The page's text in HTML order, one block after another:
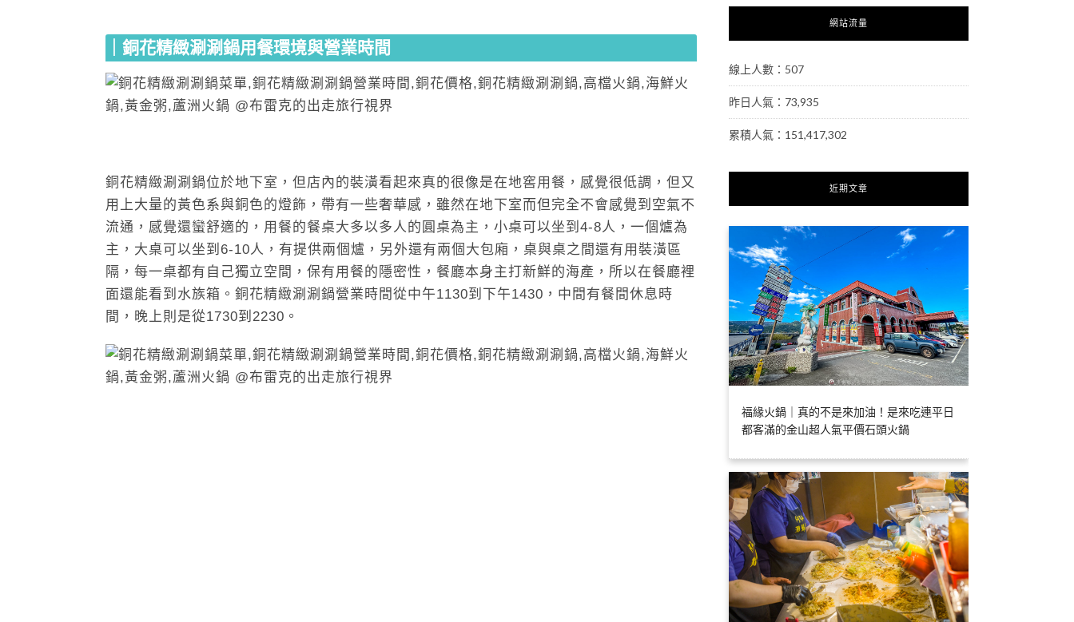
｜銅花精緻涮涮鍋用餐環境與營業時間
銅花精緻涮涮鍋位於地下室，但店內的裝潢看起來真的很像是在地窖用餐，感覺很低調，但又
用上大量的黃色系與銅色的燈飾，帶有一些奢華感，雖然在地下室而但完全不會感覺到空氣不
流通，感覺還蠻舒適的，用餐的餐桌大多以多人的圓桌為主，小桌可以坐到4-8人，一個爐為
主，大桌可以坐到6-10人，有提供兩個爐，另外還有兩個大包廂，桌與桌之間還有用裝潢區
隔，每一桌都有自己獨立空間，保有用餐的隱密性，餐廳本身主打新鮮的海產，所以在餐廳裡
面還能看到水族箱。銅花精緻涮涮鍋營業時間從中午1130到下午1430，中間有餐間休息時
間，晚上則是從1730到2230。
網站流量
線上人數：507
昨日人氣：73,935
累積人氣：151,417,302
近期文章
福緣火鍋｜真的不是來加油！是來吃連平日
都客滿的金山超人氣平價石頭火鍋